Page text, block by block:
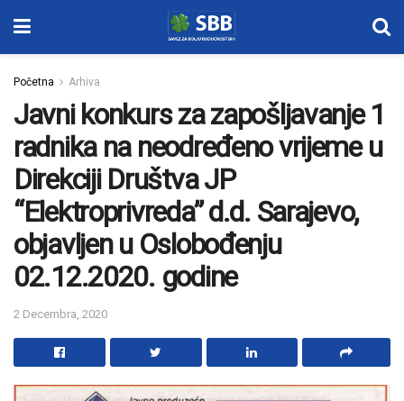
Početna Arhiva
Javni konkurs za zapošljavanje 1
radnika na neodređeno vrijeme u
Direkciji Društva JP
“Elektroprivreda” d.d. Sarajevo,
objavljen u Oslobođenju
02.12.2020. godine
2 Decembra, 2020